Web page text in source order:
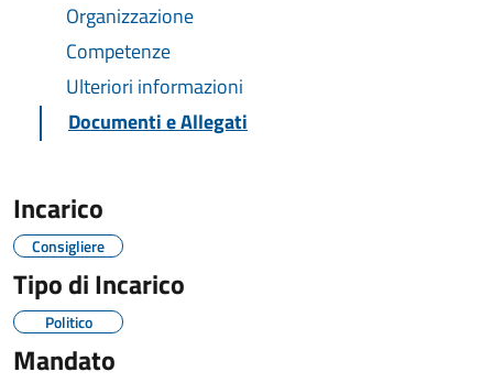
Organizzazione
Competenze
Ulteriori informazioni
Documenti e Allegati
Incarico
Consigliere
Tipo di Incarico
Politico
Mandato